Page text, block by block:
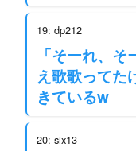
19: dp212
「そーれ、
え歌歌ってた
きているw
20: six13